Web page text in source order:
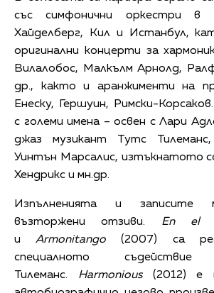
със симфонични оркестри в
Хайделберг, Кил и Истанбул,
оригинални концерти за
Вилалобос, Малкълм Арнолд,
др., както и аранжименти на
Енеску, Гершуин, Римски-
с големи имена – освен с Лари
джаз музикант Тутс
Уинтън Марсалис, изтъкнатото
Хендрикс и мн.др.
Изпълненията и записите
възторжени отзиви. En el
иArmonitango (2007) са
специалното
Тилеманс. Harmonious (2012) е